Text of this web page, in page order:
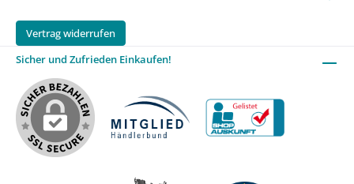
Vertrag widerrufen
Sicher und Zufrieden Einkaufen!